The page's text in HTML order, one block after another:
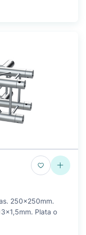
250x250mm.
Plata o